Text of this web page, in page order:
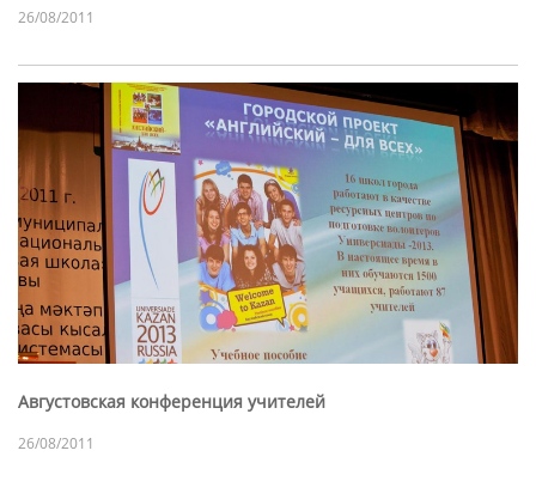
26/08/2011
Августовская конференция учителей
26/08/2011